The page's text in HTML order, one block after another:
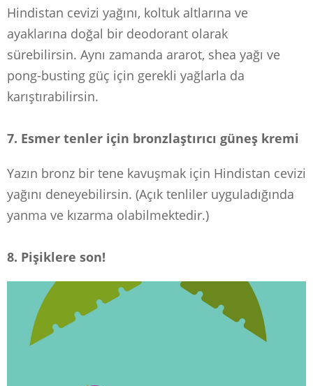
Hindistan cevizi yağını, koltuk altlarına ve
ayaklarına doğal bir deodorant olarak
sürebilirsin. Aynı zamanda ararot, shea yağı ve
pong-busting güç için gerekli yağlarla da
karıştırabilirsin.
7. Esmer tenler için bronzlaştırıcı güneş kremi
Yazın bronz bir tene kavuşmak için Hindistan cevizi
yağını deneyebilirsin. (Açık tenliler uyguladığında
yanma ve kızarma olabilmektedir.)
8. Pişiklere son!